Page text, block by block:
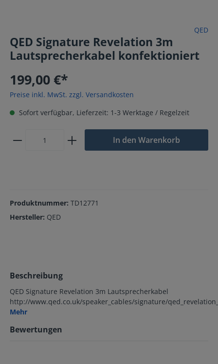
QED
QED Signature Revelation 3m
Lautsprecherkabel konfektioniert
199,00 €*
Preise inkl. MwSt. zzgl. Versandkosten
Sofort verfügbar, Lieferzeit: 1-3 Werktage / Regelzeit
In den Warenkorb
Produktnummer: TD12771
Hersteller: QED
Beschreibung
QED Signature Revelation 3m Lautsprecherkabel
http://www.qed.co.uk/speaker_cables/signature/
Mehr
Bewertungen